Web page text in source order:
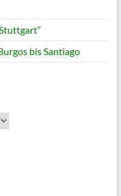
bis Santiago